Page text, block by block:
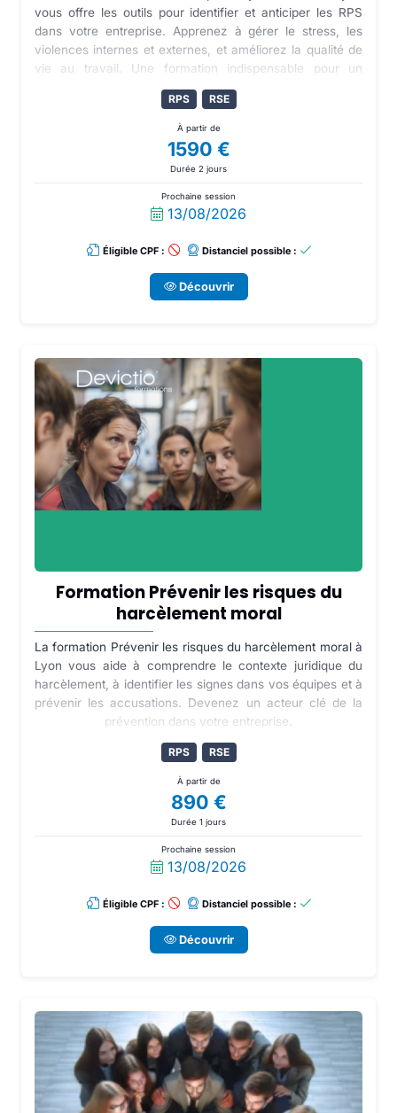
vous offre les outils pour identifier et anticiper les RPS
dans votre entreprise. Apprenez à gérer le stress, les
violences internes et externes, et améliorez la qualité de
vie au travail. Une formation indispensable pour un
management efficace.
RPS RSE
À partir de
1590 €
Durée 2 jours
Prochaine session
13/08/2026
Éligible CPF : Distanciel possible :
Découvrir
Formation Prévenir les risques du
harcèlement moral
La formation Prévenir les risques du harcèlement moral à
Lyon vous aide à comprendre le contexte juridique du
harcèlement, à identifier les signes dans vos équipes et à
prévenir les accusations. Devenez un acteur clé de la
prévention dans votre entreprise.
RPS RSE
À partir de
890 €
Durée 1 jours
Prochaine session
13/08/2026
Éligible CPF : Distanciel possible :
Découvrir